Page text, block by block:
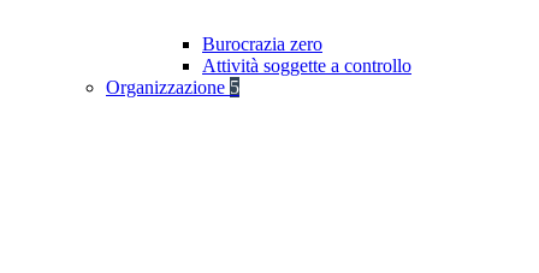
Burocrazia zero
Attività soggette a controllo
Organizzazione 5